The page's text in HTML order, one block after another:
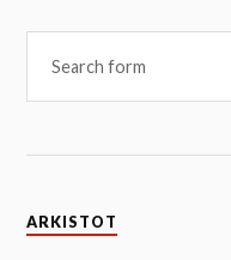
ARKISTOT